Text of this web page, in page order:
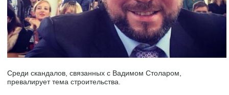
Среди скандалов, связанных с Вадимом Столаром,
превалирует тема строительства.